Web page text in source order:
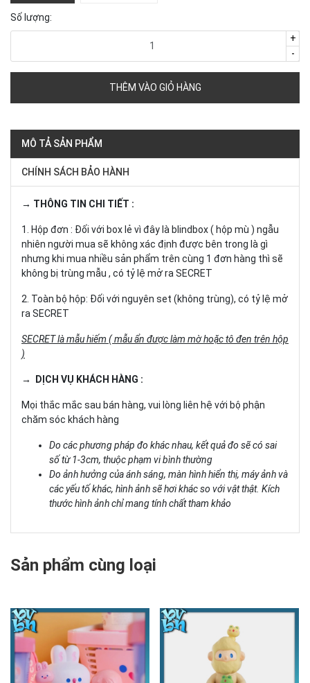
Số lượng:
-
+
THÊM VÀO GIỎ HÀNG
MÔ TẢ SẢN PHẨM
CHÍNH SÁCH BẢO HÀNH
→ THÔNG TIN CHI TIẾT :
1. Hộp đơn : Đối với box lẻ vì đây là blindbox ( hộp mù ) ngẫu
nhiên người mua sẽ không xác định được bên trong là gì
nhưng khi mua nhiều sản phẩm trên cùng 1 đơn hàng thì sẽ
không bị trùng mẫu , có tỷ lệ mở ra SECRET
2. Toàn bộ hộp: Đối với nguyên set (không trùng), có tỷ lệ mở
ra SECRET
SECRET là mẫu hiếm ( mẫu ẩn được làm mờ hoặc tô đen trên hộp
)
→ DỊCH VỤ KHÁCH HÀNG :
Mọi thắc mắc sau bán hàng, vui lòng liên hệ với bộ phận
chăm sóc khách hàng
Do các phương pháp đo khác nhau, kết quả đo sẽ có sai
số từ 1-3cm, thuộc phạm vi bình thường
Do ảnh hưởng của ánh sáng, màn hình hiển thị, máy ảnh và
các yếu tố khác, hình ảnh sẽ hơi khác so với vật thật. Kích
thước hình ảnh chỉ mang tính chất tham khảo
Sản phẩm cùng loại